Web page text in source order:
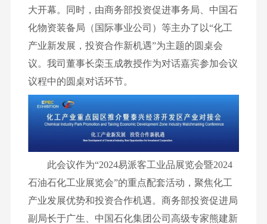
大开幕。同时，由商务部投资促进事务局、中国石
化物资装备局（国际事业公司）等主办了以“化工
产业新发展，投资合作新机遇”为主题的圆桌会
议。我司董事长栾玉成教授作为对话嘉宾参加会议
议程中的圆桌对话环节。
此会议作为“2024易派客工业品展览会暨2024
石油石化工业展览会”的重点配套活动，聚焦化工
产业发展优势和投资合作机遇。商务部投资促进局
副局长于广生、中国石化集团公司高级专家熊建新